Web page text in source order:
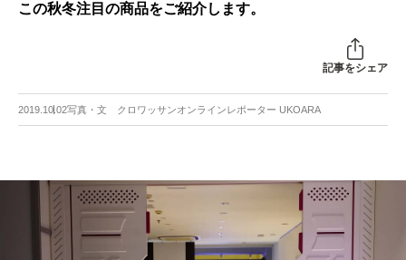
この秋冬注目の商品をご紹介します。
記事をシェア
2019.10.02写真・文 クロワッサンオンラインレポーター UKOARA